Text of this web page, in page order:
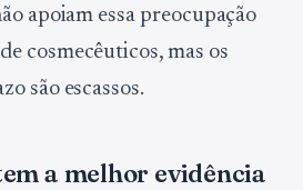
apoiam essa preocupação
cosmecêuticos, mas os
são escassos.
a melhor evidência